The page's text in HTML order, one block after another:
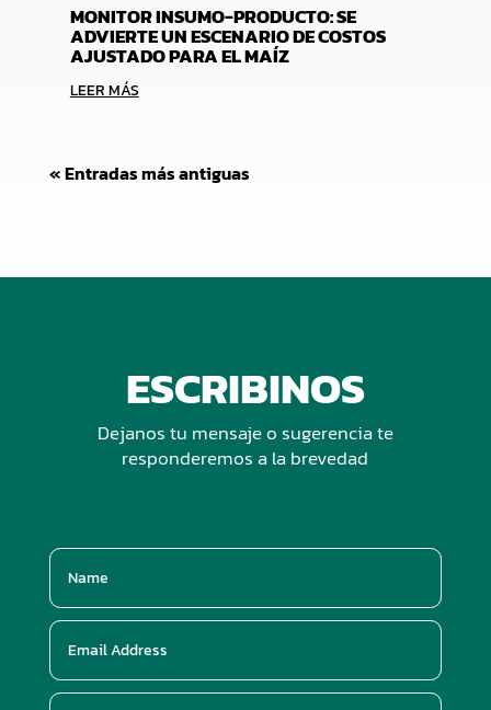
MONITOR INSUMO-PRODUCTO: SE
ADVIERTE UN ESCENARIO DE COSTOS
AJUSTADO PARA EL MAÍZ
LEER MÁS
« Entradas más antiguas
ESCRIBINOS
Dejanos tu mensaje o sugerencia te
responderemos a la brevedad